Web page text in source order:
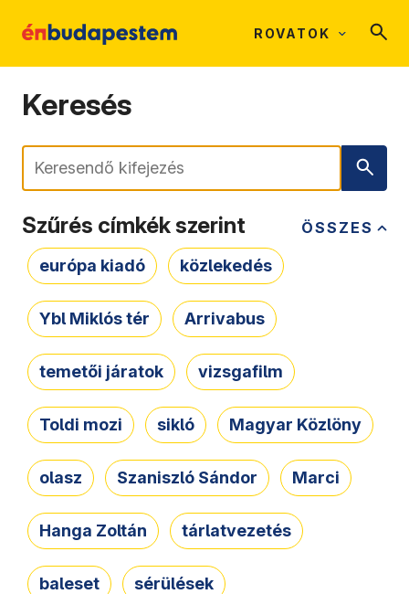
ROVATOK
Keresés
Keresés
ÖSSZES
Szűrés címkék szerint
európa kiadó közlekedés
Ybl Miklós tér Arrivabus
temetői járatok vizsgafilm
Toldi mozi sikló Magyar Közlöny
olasz Szaniszló Sándor Marci
Hanga Zoltán tárlatvezetés
baleset sérülések